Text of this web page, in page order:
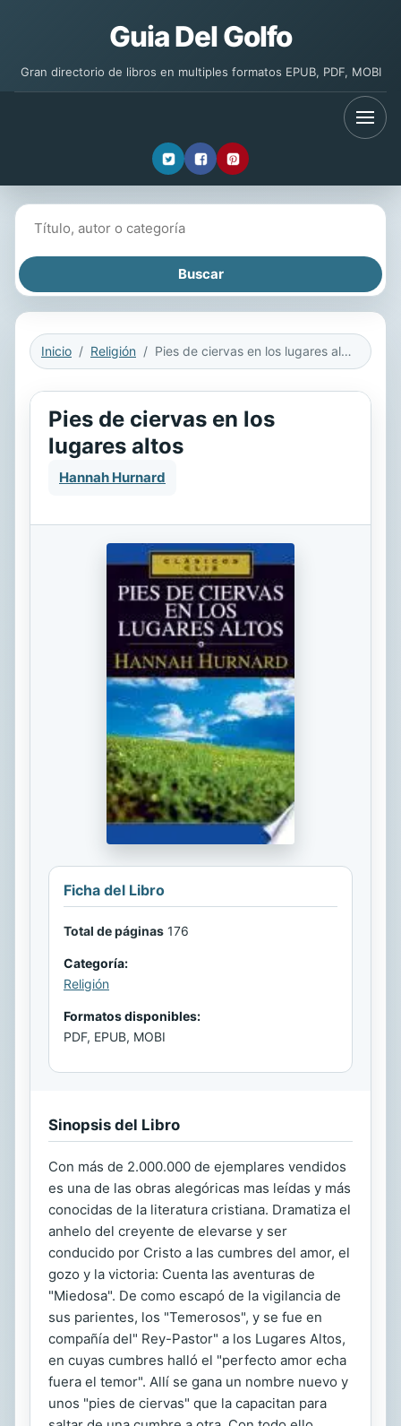
Guia Del Golfo
Gran directorio de libros en multiples formatos EPUB, PDF, MOBI
Inicio Religión Pies de ciervas en los lugares altos
Pies de ciervas en los
lugares altos
Hannah Hurnard
Ficha del Libro
Total de páginas 176
Categoría:
Religión
Formatos disponibles:
PDF, EPUB, MOBI
Sinopsis del Libro
Con más de 2.000.000 de ejemplares vendidos
es una de las obras alegóricas mas leídas y más
conocidas de la literatura cristiana. Dramatiza el
anhelo del creyente de elevarse y ser
conducido por Cristo a las cumbres del amor, el
gozo y la victoria: Cuenta las aventuras de
"Miedosa". De como escapó de la vigilancia de
sus parientes, los "Temerosos", y se fue en
compañía del" Rey-Pastor" a los Lugares Altos,
en cuyas cumbres halló el "perfecto amor echa
fuera el temor". Allí se gana un nombre nuevo y
unos "pies de ciervas" que la capacitan para